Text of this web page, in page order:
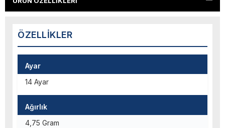
ÖZELLIKLER
Ayar
14 Ayar
Ağırlık
4,75 Gram